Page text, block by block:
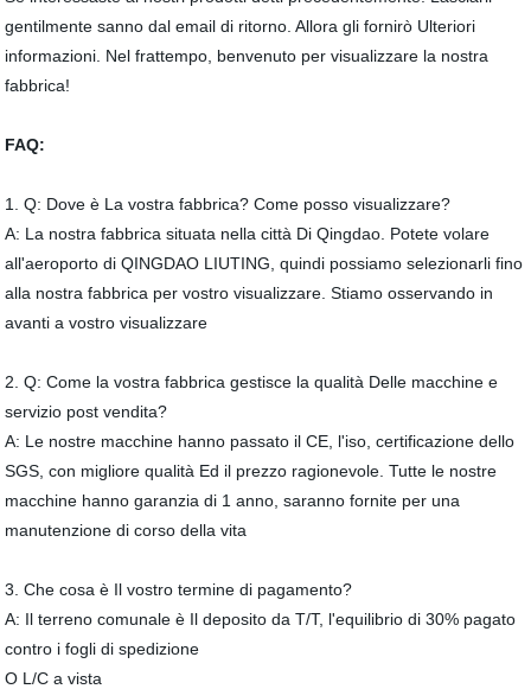
gentilmente sanno dal email di ritorno. Allora gli fornirò Ulteriori
informazioni. Nel frattempo, benvenuto per visualizzare la nostra
fabbrica!
FAQ:
1. Q: Dove è La vostra fabbrica? Come posso visualizzare?
A: La nostra fabbrica situata nella città Di Qingdao. Potete volare
all'aeroporto di QINGDAO LIUTING, quindi possiamo selezionarli fino
alla nostra fabbrica per vostro visualizzare. Stiamo osservando in
avanti a vostro visualizzare
2. Q: Come la vostra fabbrica gestisce la qualità Delle macchine e
servizio post vendita?
A: Le nostre macchine hanno passato il CE, l'iso, certificazione dello
SGS, con migliore qualità Ed il prezzo ragionevole. Tutte le nostre
macchine hanno garanzia di 1 anno, saranno fornite per una
manutenzione di corso della vita
3. Che cosa è Il vostro termine di pagamento?
A: Il terreno comunale è Il deposito da T/T, l'equilibrio di 30% pagato
contro i fogli di spedizione
O L/C a vista